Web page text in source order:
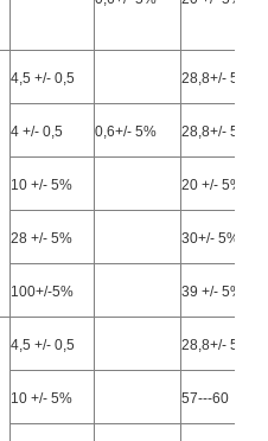
4,5 +/- 0,5 28,8+/- 5%
4 +/- 0,5 0,6+/- 5% 28,8+/- 5%
10 +/- 5% 20 +/- 5%
28 +/- 5% 30+/- 5%
100+/-5% 39 +/- 5%
4,5 +/- 0,5 28,8+/- 5%
10 +/- 5% 57---60